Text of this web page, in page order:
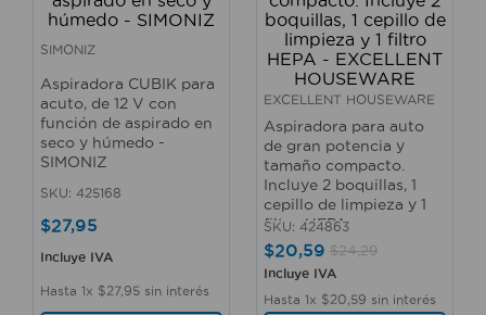
SIMONIZ
Aspiradora CUBIK para
acuto, de 12 V con
función de aspirado en
seco y húmedo -
SIMONIZ
SKU: 425168
$27,95
Incluye IVA
Hasta 1x $27, 95 sin interés
EXCELLENT HOUSEWARE
Aspiradora para auto
de gran potencia y
tamaño compacto.
Incluye 2 boquillas, 1
cepillo de limpieza y 1
filtro HEPA -
EXCELLENT
HOUSEWARE
SKU: 424863
$20,59 $24,29
Incluye IVA
Hasta 1x $20 59 sin interés
aspiradora
fregadero
. taladro